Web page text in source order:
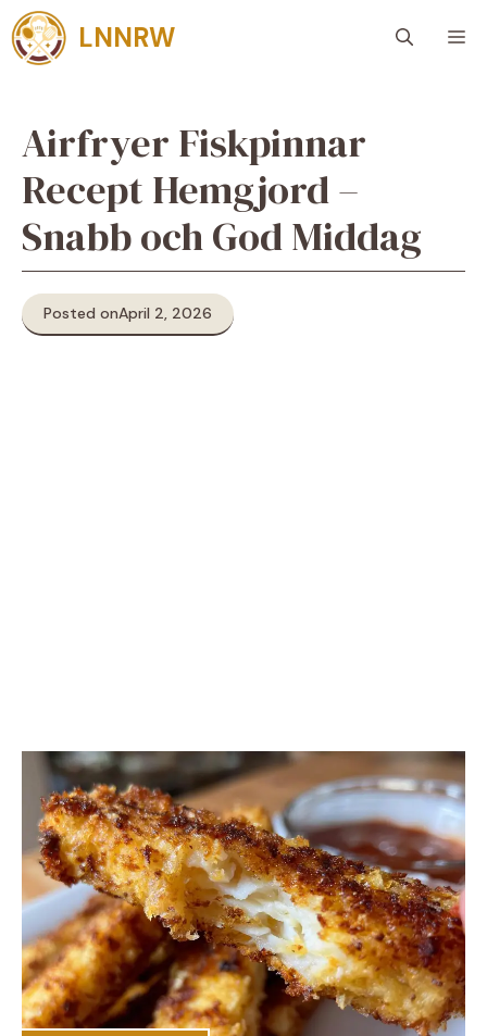
Skip
to
content
LNNRW
Airfryer Fiskpinnar
Recept Hemgjord –
Snabb och God Middag
Posted onApril 2, 2026